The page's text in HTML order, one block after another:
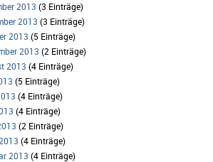
2013 (3 Einträge)
2013 (3 Einträge)
2013 (5 Einträge)
2013 (2 Einträge)
2013 (4 Einträge)
(5 Einträge)
(4 Einträge)
(4 Einträge)
(2 Einträge)
(4 Einträge)
2013 (4 Einträge)